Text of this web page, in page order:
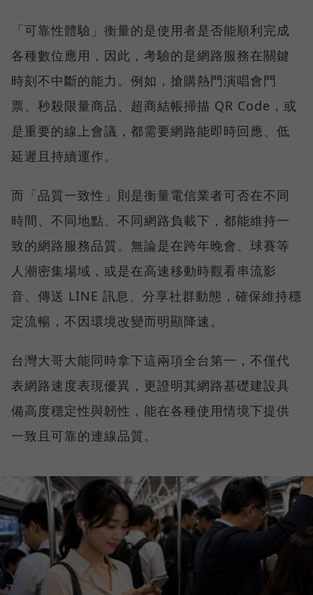
「可靠性體驗」衡量的是使用者是否能順利完成
各種數位應用，因此，考驗的是網路服務在關鍵
時刻不中斷的能力。例如，搶購熱門演唱會門
票、秒殺限量商品、超商結帳掃描 QR Code，或
是重要的線上會議，都需要網路能即時回應、低
延遲且持續運作。
而「品質一致性」則是衡量電信業者可否在不同
時間、不同地點、不同網路負載下，都能維持一
致的網路服務品質。無論是在跨年晚會、球賽等
人潮密集場域，或是在高速移動時觀看串流影
音、傳送 LINE 訊息、分享社群動態，確保維持穩
定流暢，不因環境改變而明顯降速。
台灣大哥大能同時拿下這兩項全台第一，不僅代
表網路速度表現優異，更證明其網路基礎建設具
備高度穩定性與韌性，能在各種使用情境下提供
一致且可靠的連線品質。